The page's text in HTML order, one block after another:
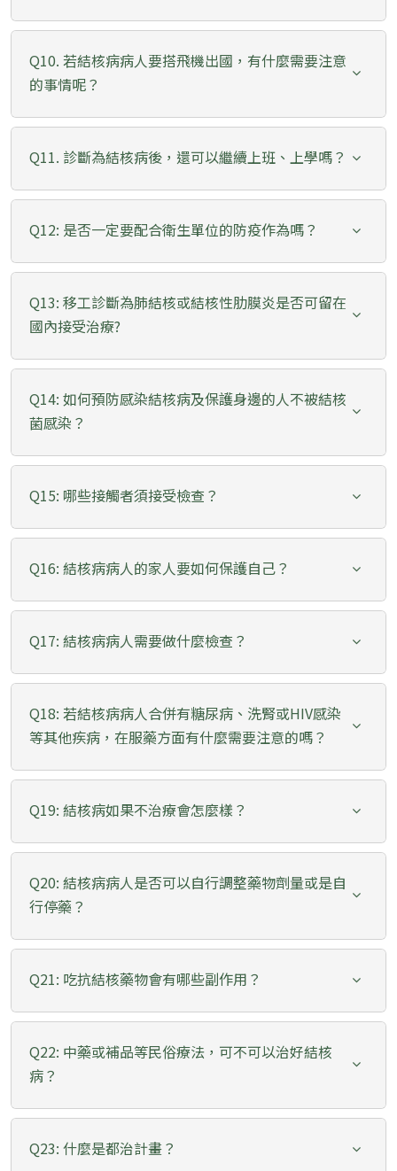
Q10. 若結核病病人要搭飛機出國，有什麼需要注意
的事情呢？
Q11. 診斷為結核病後，還可以繼續上班、上學嗎？
Q12: 是否一定要配合衛生單位的防疫作為嗎？
Q13: 移工診斷為肺結核或結核性肋膜炎是否可留在
國內接受治療?
Q14: 如何預防感染結核病及保護身邊的人不被結核
菌感染？
Q15: 哪些接觸者須接受檢查？
Q16: 結核病病人的家人要如何保護自己？
Q17: 結核病病人需要做什麼檢查？
Q18: 若結核病病人合併有糖尿病、洗腎或HIV感染
等其他疾病，在服藥方面有什麼需要注意的嗎？
Q19: 結核病如果不治療會怎麼樣？
Q20: 結核病病人是否可以自行調整藥物劑量或是自
行停藥？
Q21: 吃抗結核藥物會有哪些副作用？
Q22: 中藥或補品等民俗療法，可不可以治好結核
病？
Q23: 什麼是都治計畫？